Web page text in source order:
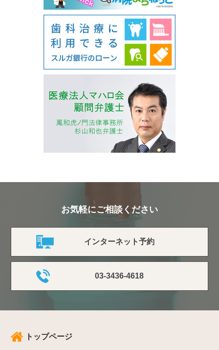
お気軽にご相談ください
インターネット予約
03-3436-4618
トップページ